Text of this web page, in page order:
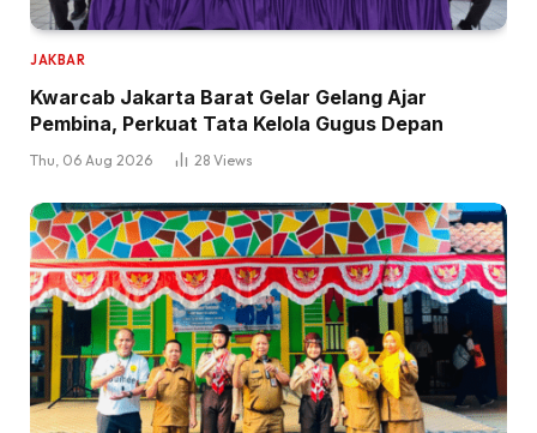
JAKBAR
Kwarcab Jakarta Barat Gelar Gelang Ajar
Pembina, Perkuat Tata Kelola Gugus Depan
Thu, 06 Aug 2026 28 Views